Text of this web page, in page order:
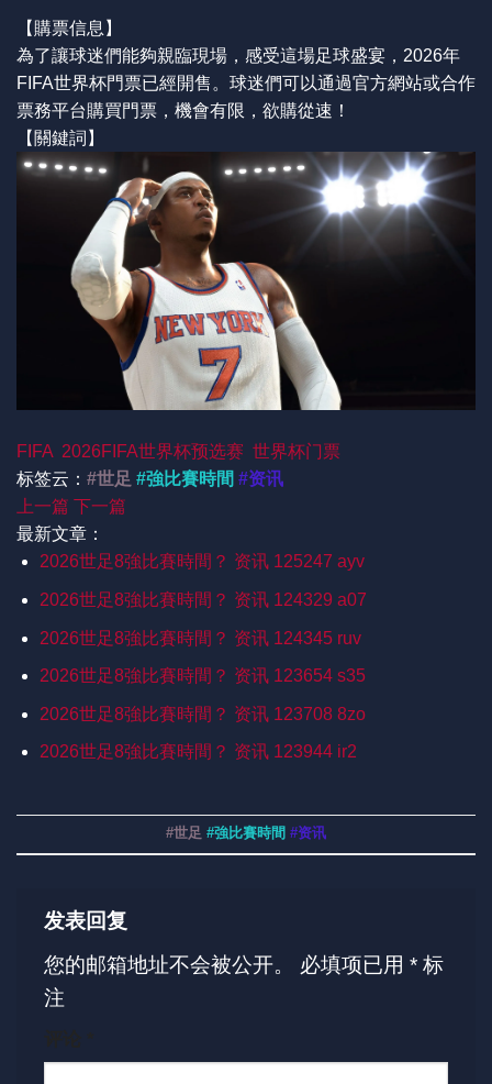
【購票信息】
為了讓球迷們能夠親臨現場，感受這場足球盛宴，2026年
FIFA世界杯門票已經開售。球迷們可以通過官方網站或合作
票務平台購買門票，機會有限，欲購從速！
【關鍵詞】
FIFA 2026FIFA世界杯预选赛 世界杯门票
标签云： #世足 #強比賽時間 #资讯
上一篇 下一篇
最新文章：
2026世足8強比賽時間？ 资讯 125247 ayv
2026世足8強比賽時間？ 资讯 124329 a07
2026世足8強比賽時間？ 资讯 124345 ruv
2026世足8強比賽時間？ 资讯 123654 s35
2026世足8強比賽時間？ 资讯 123708 8zo
2026世足8強比賽時間？ 资讯 123944 ir2
#世足 #強比賽時間 #资讯
发表回复
您的邮箱地址不会被公开。
必填项已用 * 标
注